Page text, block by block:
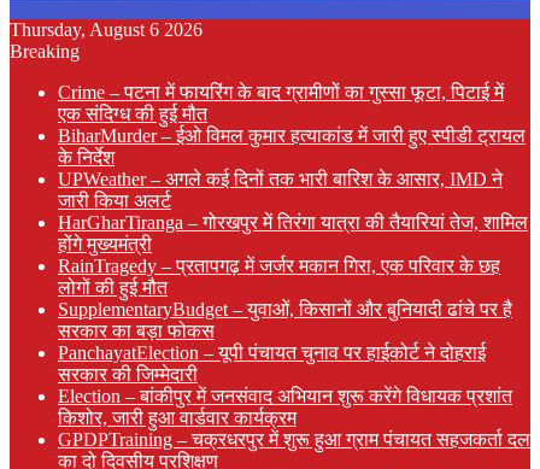
Thursday, August 6 2026
Breaking
Crime – पटना में फायरिंग के बाद ग्रामीणों का गुस्सा फूटा, पिटाई में
एक संदिग्ध की हुई मौत
BiharMurder – ईओ विमल कुमार हत्याकांड में जारी हुए स्पीडी ट्रायल
के निर्देश
UPWeather – अगले कई दिनों तक भारी बारिश के आसार, IMD ने
जारी किया अलर्ट
HarGharTiranga – गोरखपुर में तिरंगा यात्रा की तैयारियां तेज, शामिल
होंगे मुख्यमंत्री
RainTragedy – प्रतापगढ़ में जर्जर मकान गिरा, एक परिवार के छह
लोगों की हुई मौत
SupplementaryBudget – युवाओं, किसानों और बुनियादी ढांचे पर है
सरकार का बड़ा फोकस
PanchayatElection – यूपी पंचायत चुनाव पर हाईकोर्ट ने दोहराई
सरकार की जिम्मेदारी
Election – बांकीपुर में जनसंवाद अभियान शुरू करेंगे विधायक प्रशांत
किशोर, जारी हुआ वार्डवार कार्यक्रम
GPDPTraining – चक्रधरपुर में शुरू हुआ ग्राम पंचायत सहजकर्ता दल
का दो दिवसीय प्रशिक्षण